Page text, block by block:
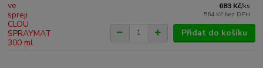
683 Kč/ks
564 Kč bez DPH
Přidat do košíku